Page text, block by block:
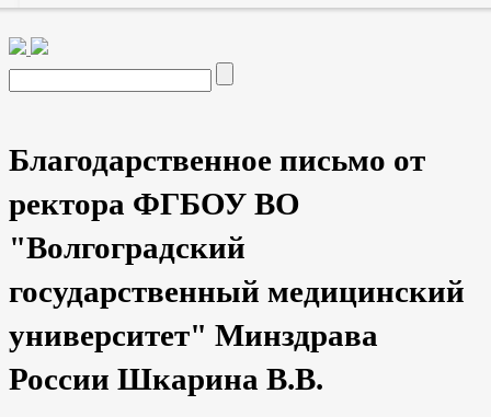
ПРОФ Внедрение 1С:Колледж ПРОФ Внедрение
учебным центром
1С:Корп. университет для бизнеса
1С:Общеобразовательное учреждение для школ
1С Сопровождение 1С Обновление 1С 1С:Электронное
обучение в "облаке"
1C для образования Дополнительные лицензии 1С
Активация обновлений
ОТЗЫВЫ
НАШ ОПЫТ
Новости Статьи Видеоматериалы
Благодарственное письмо от
ректора ФГБОУ ВО
"Волгоградский
государственный медицинский
университет" Минздрава
России Шкарина В.В.